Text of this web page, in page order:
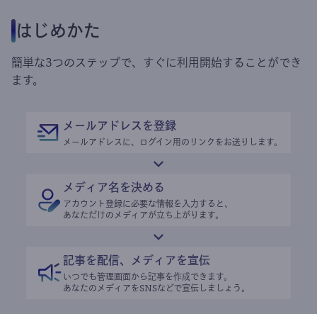
はじめかた
簡単な3つのステップで、すぐに利用開始することができ
ます。
メールアドレスを登録
メールアドレスに、ログイン用のリンクをお送りします。
メディア名を決める
アカウント登録に必要な情報を入力すると、
あなただけのメディアが立ち上がります。
記事を配信、メディアを宣伝
いつでも管理画面から記事を作成できます。
あなたのメディアをSNSなどで宣伝しましょう。